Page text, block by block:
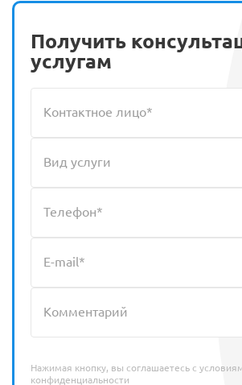
Получить
услугам
Нажимая кнопку, вы соглашаетесь с
конфиденциальности